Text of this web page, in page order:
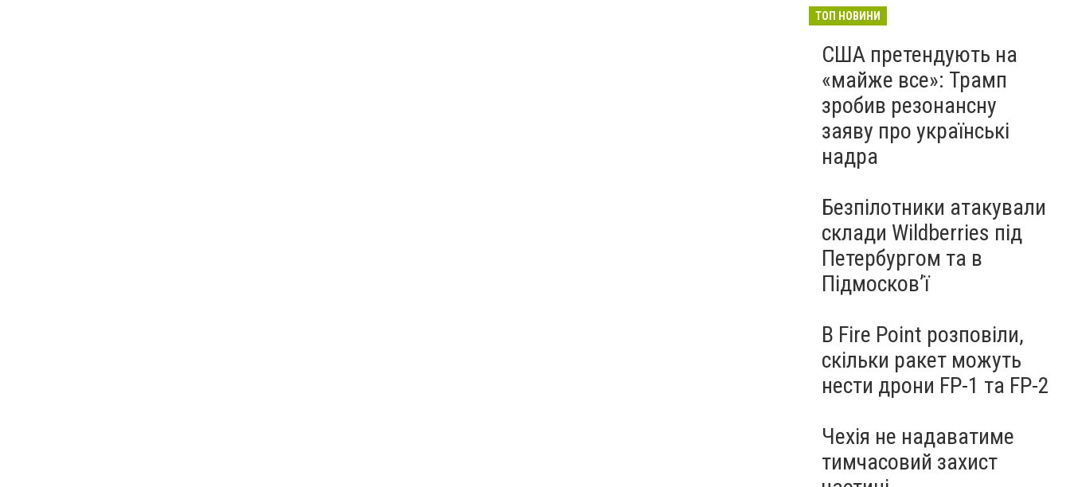
ТОП НОВИНИ
США претендують на
«майже все»: Трамп
зробив резонансну
заяву про українські
надра
Безпілотники атакували
склади Wildberries під
Петербургом та в
Підмосков’ї
В Fire Point розповіли,
скільки ракет можуть
нести дрони FP-1 та FP-2
Чехія не надаватиме
тимчасовий захист